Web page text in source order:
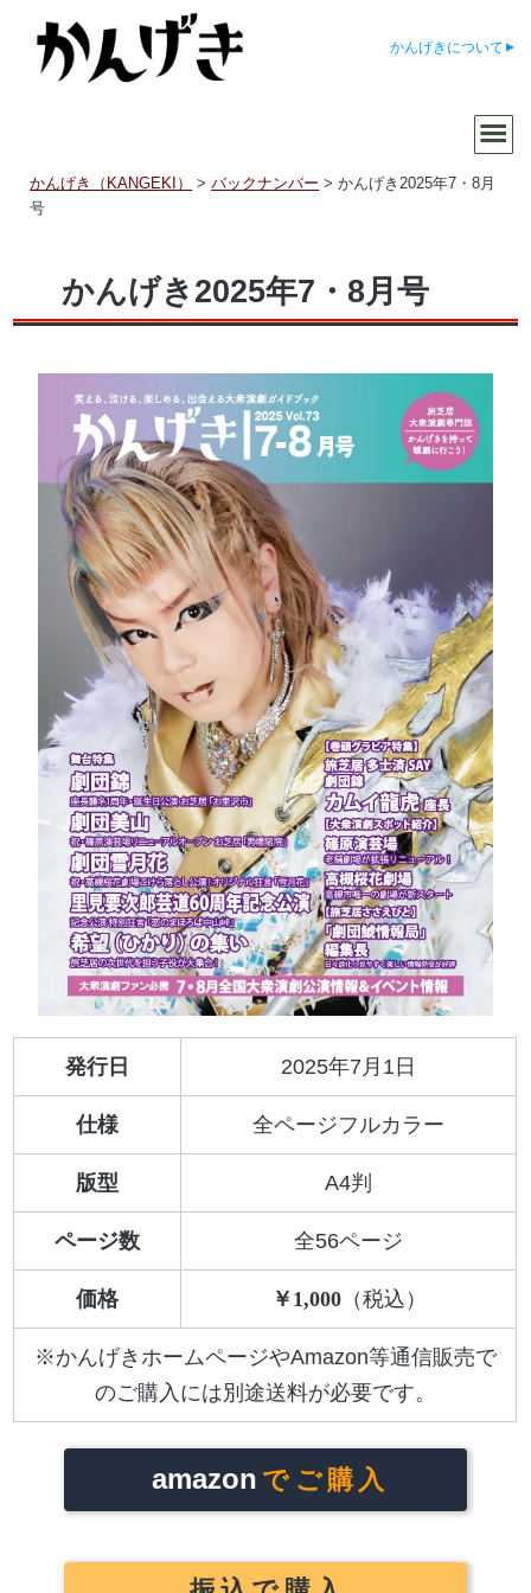
かんげきについて
かんげき（KANGEKI） >バックナンバー >かんげき2025年7・8月
号
かんげき2025年7・8月号
発行日 2025年7月1日
仕様 全ページフルカラー
版型 A4判
ページ数 全56ページ
価格 1,000
※かんげきホームページやAmazon等通信販売で
のご購入には別途送料が必要です。
amazon でご購入